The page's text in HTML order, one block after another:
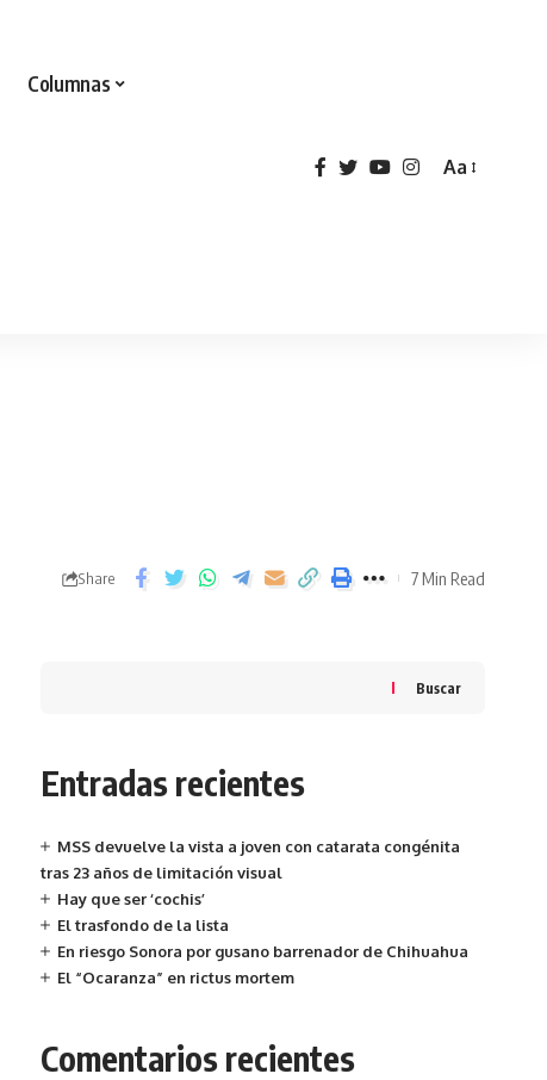
Columnas
Aa
Share 7 Min Read
Buscar
Entradas recientes
MSS devuelve la vista a joven con catarata congénita
tras 23 años de limitación visual
Hay que ser ‘cochis’
El trasfondo de la lista
En riesgo Sonora por gusano barrenador de Chihuahua
El “Ocaranza” en rictus mortem
Comentarios recientes